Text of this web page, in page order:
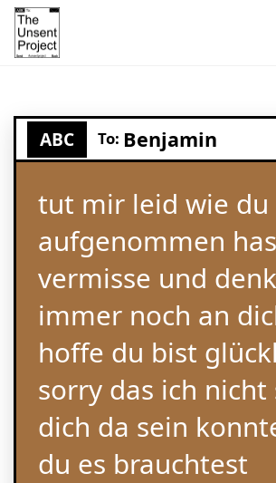
ABC To: Benjamin
tut mir leid wie du
aufgenommen
vermisse und denk
immer noch an
hoffe du bist
sorry das ich
dich da sein
du es brauchtest